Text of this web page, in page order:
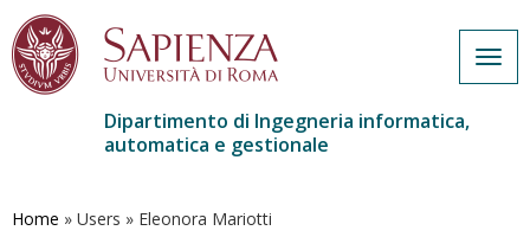
contenuto
Dipartimento di Ingegneria informatica,
automatica e gestionale
Home » Users » Eleonora Mariotti